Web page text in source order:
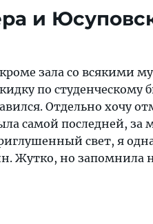
и
зала со всякими
по студенческому
Отдельно хочу
самой последней, за
свет, я
Жутко, но запомнила